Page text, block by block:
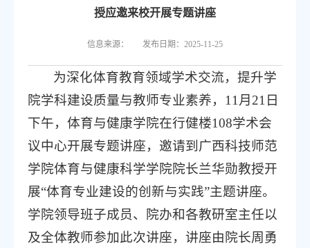
授应邀来校开展专题讲座
信息来源： 发布日期：2025-11-25
为深化体育教育领域学术交流，提升学
院学科建设质量与教师专业素养，11月21日
下午，体育与健康学院在行健楼108学术会
议中心开展专题讲座，邀请到广西科技师范
学院体育与健康科学学院院长兰华勋教授开
展“体育专业建设的创新与实践”主题讲座。
学院领导班子成员、院办和各教研室主任以
及全体教师参加此次讲座，讲座由院长周勇